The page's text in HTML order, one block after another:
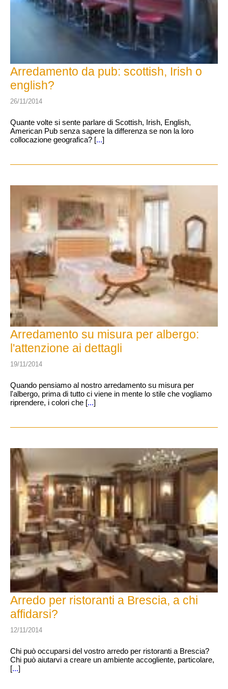
Arredamento da pub: scottish, Irish o
english?
26/11/2014
Quante volte si sente parlare di Scottish, Irish, English,
American Pub senza sapere la differenza se non la loro
collocazione geografica? [...]
Arredamento su misura per albergo:
l'attenzione ai dettagli
19/11/2014
Quando pensiamo al nostro arredamento su misura per
l'albergo, prima di tutto ci viene in mente lo stile che vogliamo
riprendere, i colori che [...]
Arredo per ristoranti a Brescia, a chi
affidarsi?
12/11/2014
Chi può occuparsi del vostro arredo per ristoranti a Brescia?
Chi può aiutarvi a creare un ambiente accogliente, particolare,
[...]